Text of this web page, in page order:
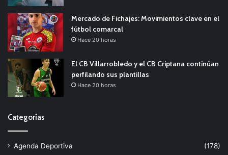
Mercado de Fichajes: Movimientos clave en el
fútbol comarcal
Hace 20 horas
El CB Villarrobledo y el CB Criptana continúan
perfilando sus plantillas
Hace 20 horas
Categorías
Agenda Deportiva
(178)